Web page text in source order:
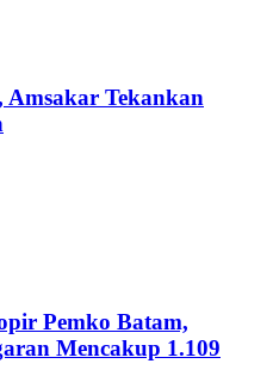
Tekankan
Pemko Batam,
Mencakup 1.109